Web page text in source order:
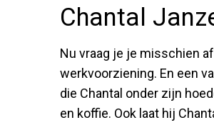
Chantal
Nu vraag je je misschien
werkvoorziening. En een
die Chantal onder zijn
en koffie. Ook laat hij